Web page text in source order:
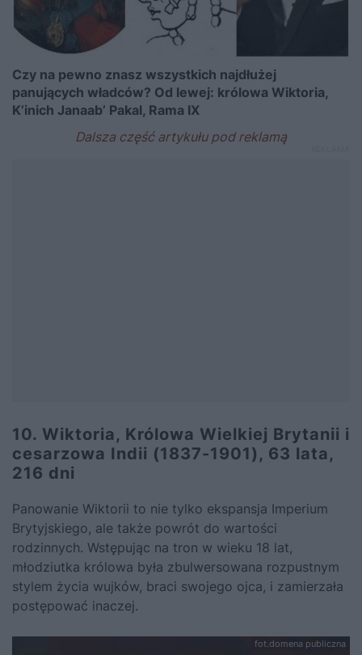
Czy na pewno znasz wszystkich najdłużej
panujących władców? Od lewej: królowa Wiktoria,
K’inich Janaab’ Pakal, Rama IX
10. Wiktoria, Królowa Wielkiej Brytanii i
cesarzowa Indii (1837-1901), 63 lata,
216 dni
Panowanie Wiktorii to nie tylko ekspansja Imperium
Brytyjskiego, ale także powrót do wartości
rodzinnych. Wstępując na tron w wieku 18 lat,
młodziutka królowa była zbulwersowana rozpustnym
stylem życia wujków, braci swojego ojca, i zamierzała
postępować inaczej.
fot.domena publiczna